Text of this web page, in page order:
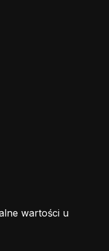
wartości u